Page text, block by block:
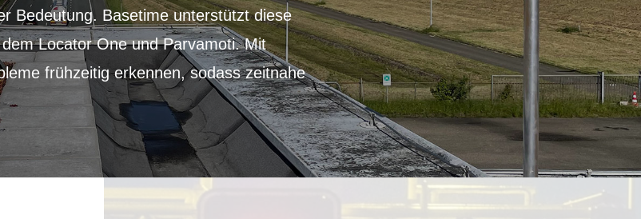
Bedeutung. Basetime unterstützt diese
Locator One und Parvamoti. Mit
frühzeitig erkennen, sodass zeitnahe